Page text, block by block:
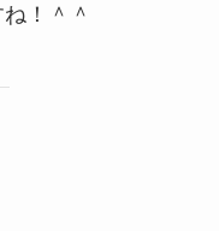
！＾＾